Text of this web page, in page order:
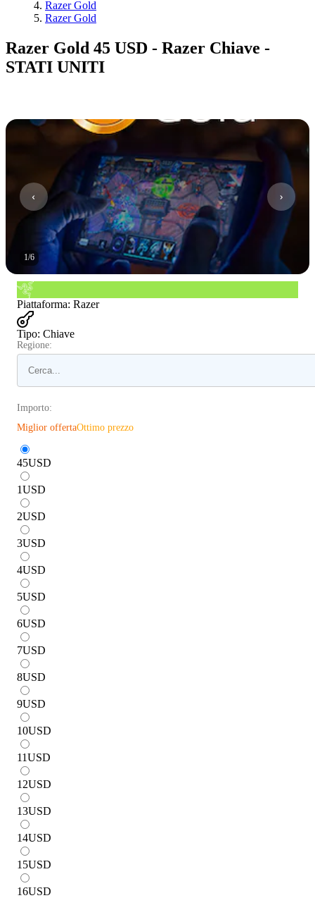
Razer Gold
Razer Gold
Razer Gold 45 USD - Razer Chiave -
STATI UNITI
1/6
Piattaforma: Razer
Tipo: Chiave
Regione:
Importo:
Miglior offertaOttimo prezzo
45USD
1USD
2USD
3USD
4USD
5USD
6USD
7USD
8USD
9USD
10USD
11USD
12USD
13USD
14USD
15USD
16USD